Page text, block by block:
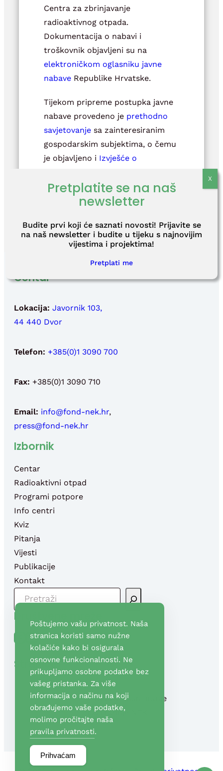
Centra za zbrinjavanje
radioaktivnog otpada.
Dokumentacija o nabavi i
troškovnik objavljeni su na
elektroničkom oglasniku javne
nabave Republike Hrvatske.
Tijekom pripreme postupka javne
nabave provedeno je prethodno
savjetovanje sa zainteresiranim
gospodarskim subjektima, o čemu
je objavljeno i Izvješće o
Krajnji rok za dostavu ponuda je
Centar
Lokacija: Javornik 103,
44 440 Dvor
Telefon: +385(0)1 3090 700
Fax: +385(0)1 3090 710
Email: info@fond-nek.hr,
press@fond-nek.hr
Izbornik
Centar
Radioaktivni otpad
Programi potpore
Info centri
Kviz
Pitanja
Vijesti
Publikacije
Kontakt
R
R
G
Društvene mreže
Facebook YouTube
Stranice
Fond za financiranje
razgradnje NEK
Poštujemo vašu privatnost. Naša
stranica koristi samo nužne
kolačiće kako bi osigurala
osnovne funkcionalnosti. Ne
prikupljamo osobne podatke bez
vašeg pristanka. Za više
informacija o načinu na koji
obrađujemo vaše podatke,
molimo pročitajte naša
pravila privatnosti.
Prihvaćam
Pretplatite se na naš
newsletter
Budite prvi koji će saznati novosti! Prijavite se
na naš newsletter i budite u tijeku s najnovijim
vijestima i projektima!
Pretplati me